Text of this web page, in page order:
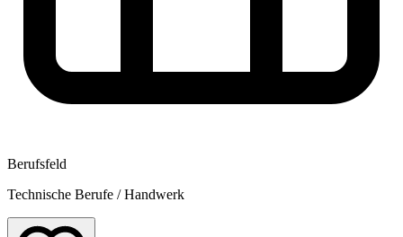
Berufsfeld
Technische Berufe / Handwerk